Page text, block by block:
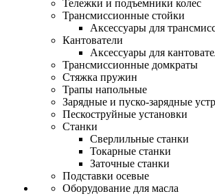
Тележки и подъемники колес
Трансмиссионные стойки
Аксессуары для
Кантователи
Аксессуары для
Трансмиссионные домкраты
Стяжка пружин
Трапы напольные
Зарядные и пуско-зарядные
Пескоструйные установки
Станки
Сверлильные станки
Токарные станки
Заточные станки
Подставки осевые
Оборудование для масла